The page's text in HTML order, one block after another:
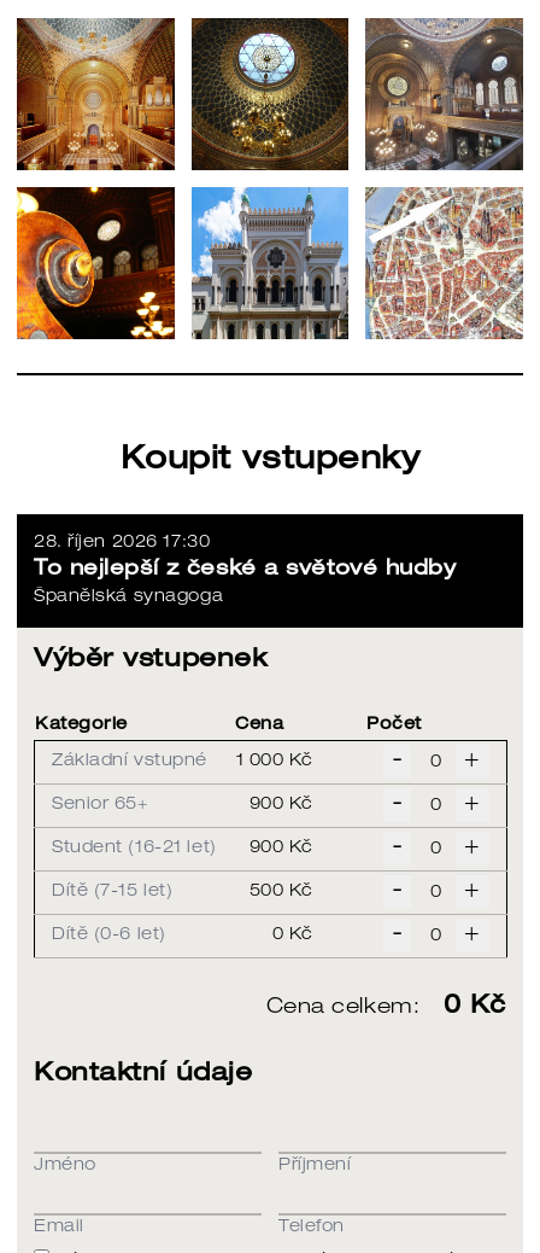
Koupit vstupenky
28. říjen 2026 17:30
To nejlepší z české a světové hudby
Španělská synagoga
Výběr vstupenek
Kategorie Cena Počet
Základní vstupné 1 000 Kč - +
Senior 65+ 900 Kč - +
Student (16-21 let) 900 Kč - +
Dítě (7-15 let) 500 Kč - +
Dítě (0-6 let) 0 Kč - +
Cena celkem: 0 Kč
Kontaktní údaje
Jméno Příjmení
Email
Telefon